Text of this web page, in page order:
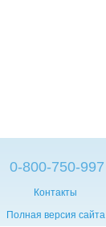
0-800-750-997
Контакты
Полная версия сайта